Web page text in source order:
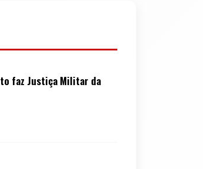
faz Justiça Militar da